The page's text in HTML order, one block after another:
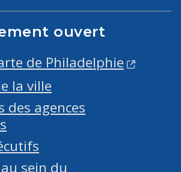
ouvert
de Philadelphie
la ville
des agences
sein du